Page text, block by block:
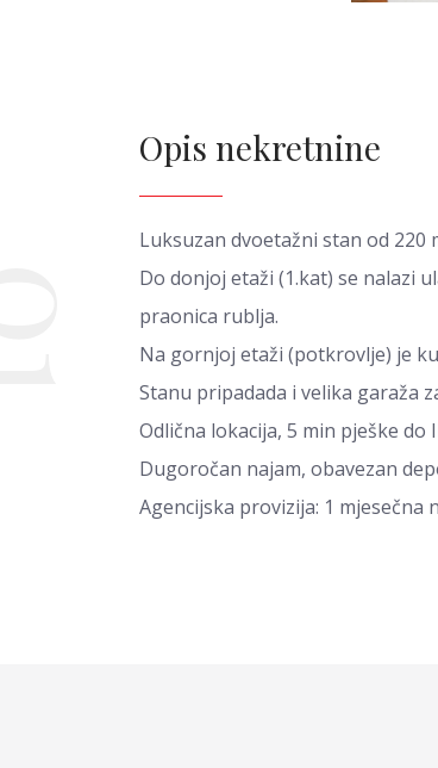
Opis nekretnine
Luksuzan dvoetažni stan od
Do donjoj etaži (1.kat) se nalazi
praonica rublja.
Na gornjoj etaži (potkrovlje) je
Stanu pripadada i velika garaža
Odlična lokacija, 5 min pješke
Dugoročan najam, obavezan
Agencijska provizija: 1 mjesečna